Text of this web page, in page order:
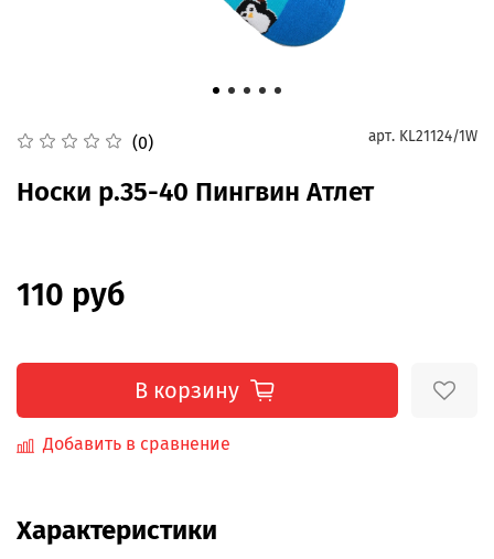
(0) арт. KL21124/1W
Носки р.35-40 Пингвин Атлет
110 руб
В корзину
Добавить в сравнение
Характеристики